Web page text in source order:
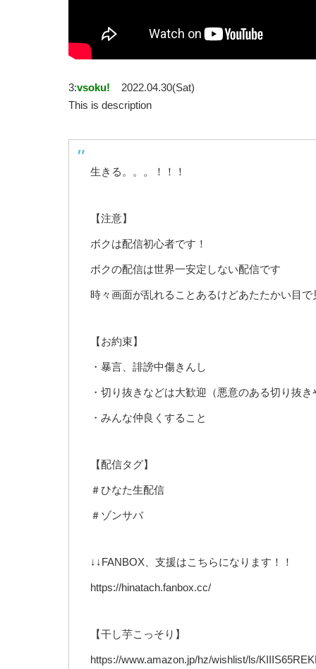
3:vsoku!
2022.04.30(Sat)
This is description
生きる。。。！！！
【注意】
ボクは配信初心者です！
ボクの配信は世界一安定しない配信です
時々画面が乱れることあるけどあたたかい目で
【お約束】
・暴言、誹謗中傷きんし
・切り抜きなどは大歓迎（悪意のある切り抜き
・みんな仲良くすること
【配信タグ】
＃ひなた生配信
＃ゾンサバ
↓↓FANBOX、支援はこちらになります！！
https://hinatach.fanbox.cc/
【干し芋こっそり】
https://www.amazon.jp/hz/wishlist/ls/